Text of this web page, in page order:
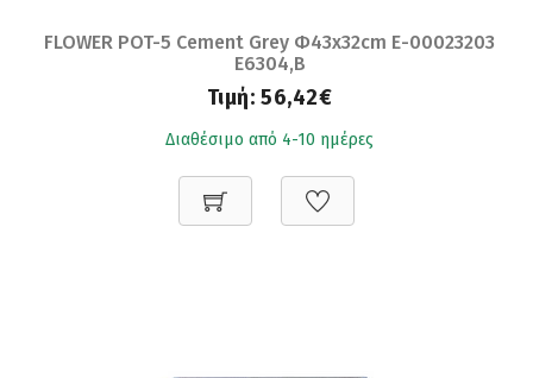
FLOWER POT-5 Cement Grey Φ43x32cm Ε-00023203
Ε6304,B
Τιμή: 56,42€
Διαθέσιμο από 4-10 ημέρες